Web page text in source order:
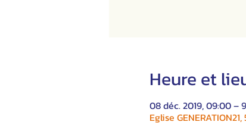
Heure et
08 déc. 2019, 09:00 –
Eglise